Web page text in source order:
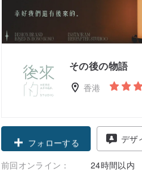
その後の物語
香港
クーポン取得
フォローする
デザ
前回オンライン：
24時間以内